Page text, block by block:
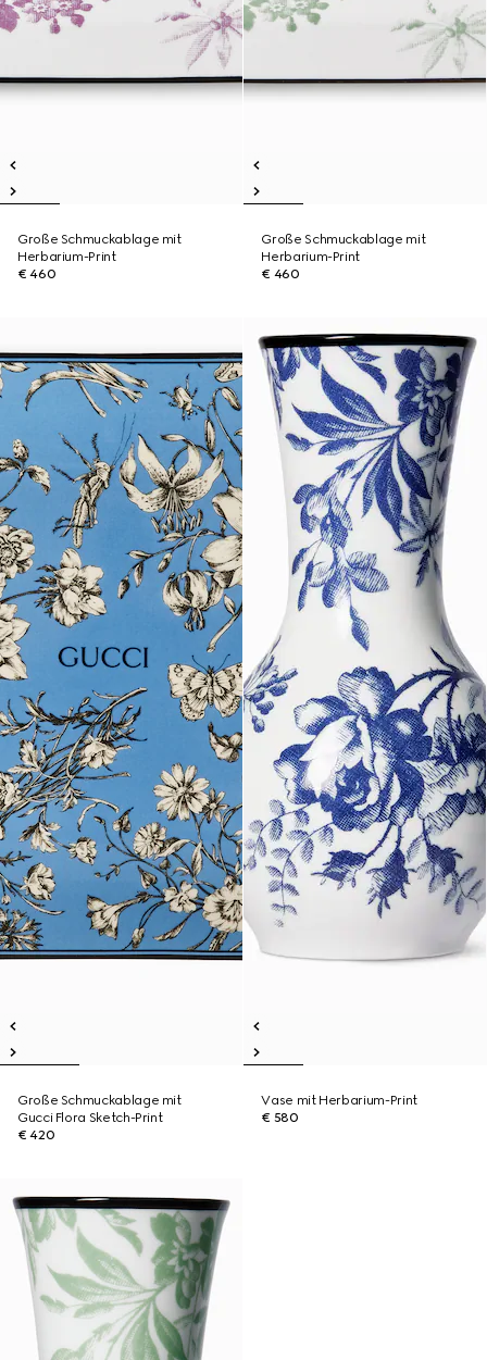
Große Schmuckablage mit
Herbarium-Print
€ 460
Große Schmuckablage mit
Herbarium-Print
€ 460
Große Schmuckablage mit
Gucci Flora Sketch-Print
€ 420
Vase mit Herbarium-Print
€ 580